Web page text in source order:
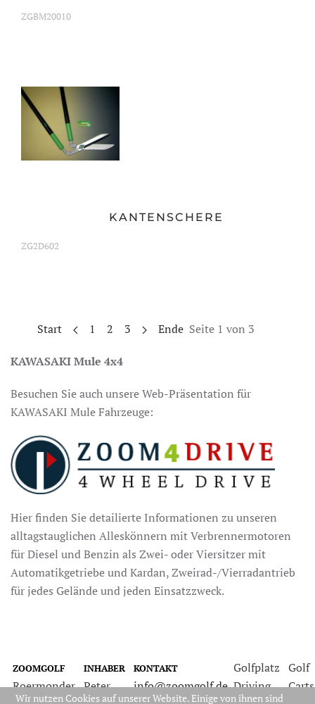
ZGBM20010
KANTENSCHERE
ZG2D602
Start 1 2 3 Ende Seite 1 von 3
KAWASAKI Mule 4x4
Besuchen Sie auch unsere Web-Präsentation für
KAWASAKI Mule Fahrzeuge:
Hier finden Sie detailierte Informationen zu unseren
alltagstauglichen Alleskönnern mit Verbrennermotoren
für Diesel und Benzin als Zwei- oder Viersitzer mit
Automatikgetriebe und Kardan, Zweirad-/Vierradantrieb
für jedes Gelände und jeden Einsatzzweck.
ZOOMGOLF
Roermonder
INHABER
Peter
KONTAKT
info@zoomgolf.de
Golfplatz
Driving
Golf
Carts
Wir nutzen Cookies auf unserer Website. Einige von ihnen sind